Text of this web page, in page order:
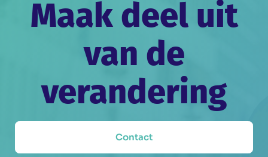
Maak deel uit
van de
verandering
Contact